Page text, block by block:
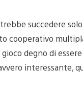
succedere
cooperativo
degno di
interessante,